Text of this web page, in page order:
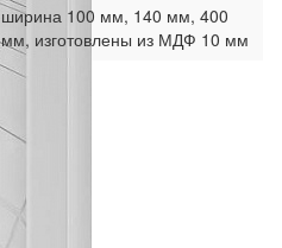
ширина 100 мм, 140 мм, 400
мм, изготовлены из МДФ 10 мм